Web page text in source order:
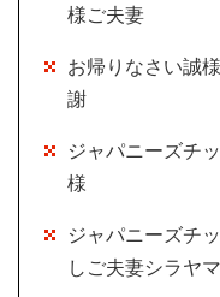
様ご夫妻
お帰りなさい誠
謝
ジャパニーズチ
様
ジャパニーズチ
しご夫妻シラヤ